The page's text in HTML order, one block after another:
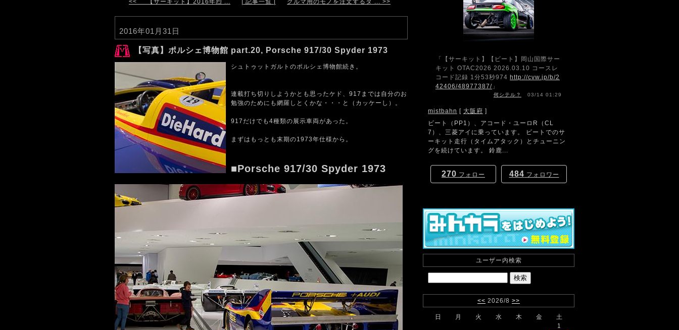
<< 【サーキット】2016年烈 ... | 記事一覧 | クルマ用のモノを注文するタ ... >>
2016年01月31日
【写真】ポルシェ博物館 part.20, Porsche 917/30 Spyder 1973
シュトゥットガルトのポルシェ博物館続き。
連載打ち切りしようかとも思ったケド、917までは自分のお
勉強のためにも網羅しとくかな・・・と（カッケーし）。
917だけでも4種類の展示車両があった。
まずはもっとも末期の1973年仕様から。
■Porsche 917/30 Spyder 1973
「【サーキット】【ビート】岡山国際サー
キット OTAC2026 2026.03.10 コースレ
コード記録 1分53秒974 http://cvw.jp/b/2
42406/48977387/ 」
何シテル？ 03/14 01:29
mistbahn [ 大阪府 ]
ビート（PP1）、アコード・ユーロR（CL
7）、三菱アイに乗っています。 ビートでのサ
ーキット走行（タイムアタック）とチューニン
グを続けています。 鈴鹿...
270 フォロー 484 フォロワー
ユーザー内検索
<< 2026/8 >>
日 月 火 水 木 金
土
1